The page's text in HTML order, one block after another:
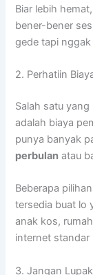
Biar lebih
bener-bener
gede tapi
2. Perhatiin
Salah satu
adalah biaya
punya banyak
perbulan atau
Beberapa
tersedia buat lo
anak kos,
internet standar
3. Jangan